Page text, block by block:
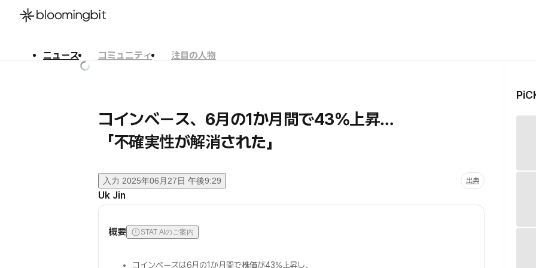
ニュース コミュニティ
注目の人物
コインベース、6月の1か月間で43％上昇…
「不確実性が解消された」
入力 2025年06月27日 午後9:29 出典
Uk Jin
概要 STAT AIのご案内
コインベースは6月の1か月間で株価が43%上昇し、